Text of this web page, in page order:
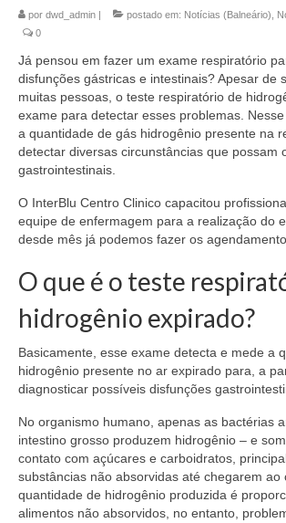
por dwd_admin | postado em: Notícias (Balneário)
0
Já pensou em fazer um exame respiratório
disfunções gástricas e intestinais? Apesar de
muitas pessoas, o teste respiratório de
exame para detectar esses problemas.
a quantidade de gás hidrogênio presente na
detectar diversas circunstâncias que possam
gastrointestinais.
O InterBlu Centro Clinico capacitou
equipe de enfermagem para a realização do
desde mês já podemos fazer os
O que é o teste
hidrogênio expirado?
Basicamente, esse exame detecta e mede a
hidrogênio presente no ar expirado para, a
diagnosticar possíveis disfunções
No organismo humano, apenas as bactérias
intestino grosso produzem hidrogênio – e
contato com açúcares e carboidratos,
substâncias não absorvidas até chegarem ao
quantidade de hidrogênio produzida é
alimentos não absorvidos, no entanto,